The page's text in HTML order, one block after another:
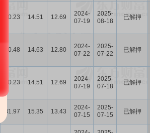
30.23 14.51 12.69
2024-
07-19
2025-
08-18
已解押
30.48 14.63 12.80
2024-
07-22
2025-
07-22
已解押
30.23 14.51 12.69
2024-
07-19
2025-
07-18
已解押
31.97 15.35 13.43
2024-
07-15
2025-
07-15
已解押